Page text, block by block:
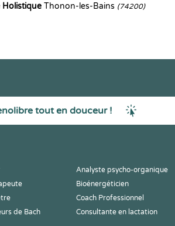
Holistique Thonon-les-Bains (74200)
tout en douceur !
Analyste psycho-organique
Bioénergéticien
Coach Professionnel
de Bach Consultante en lactation